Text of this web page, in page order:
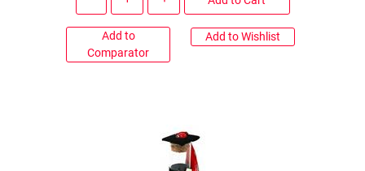
Add to
Comparator
Add to Wishlist